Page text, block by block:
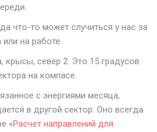
что-то может случиться у нас за
на работе.
крысы, север 2. Это 15 градусов
на компасе.
с энергиями месяца,
в другой сектор. Оно всегда
«Расчет направлений для